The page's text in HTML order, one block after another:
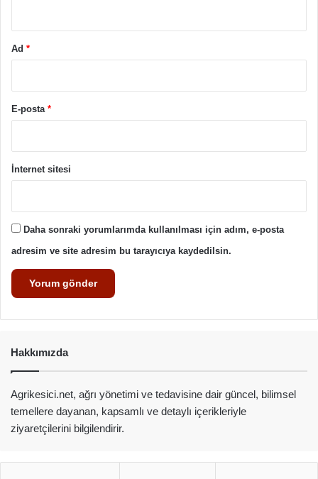
Ad *
E-posta *
İnternet sitesi
Daha sonraki yorumlarımda kullanılması için adım, e-posta
adresim ve site adresim bu tarayıcıya kaydedilsin.
Hakkımızda
Agrikesici.net, ağrı yönetimi ve tedavisine dair güncel, bilimsel
temellere dayanan, kapsamlı ve detaylı içerikleriyle
ziyaretçilerini bilgilendirir.